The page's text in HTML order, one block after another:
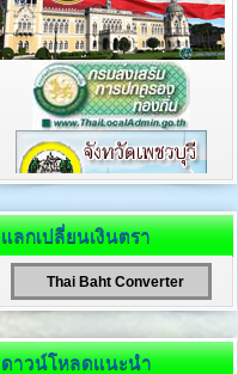
แลกเปลี่ยนเงินตรา
Thai Baht Converter
ดาวน์โหลดแนะนำ